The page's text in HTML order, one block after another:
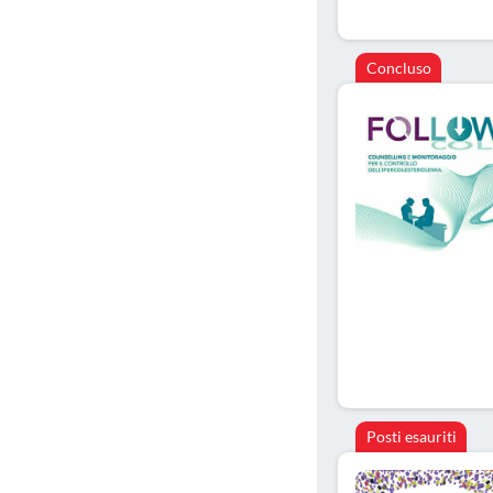
Concluso
Posti esauriti